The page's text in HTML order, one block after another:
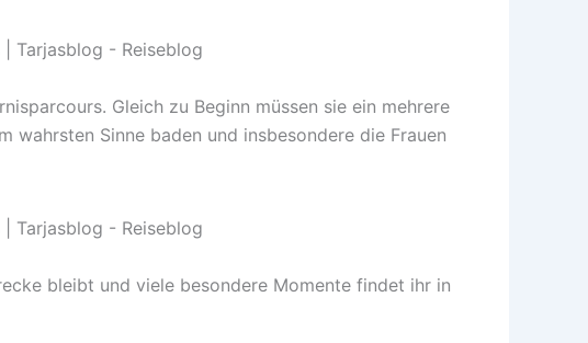
Gleich zu Beginn müssen sie ein mehrere
wahrsten Sinne baden und insbesondere die Frauen
bleibt und viele besondere Momente findet ihr in